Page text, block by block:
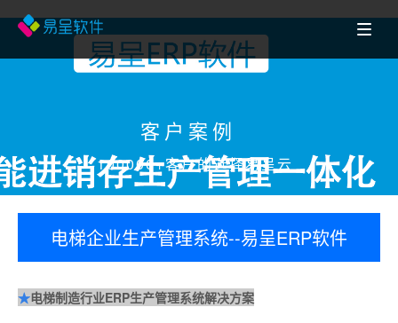
客户案例
100000+客户的选择易呈云
电梯企业生产管理系统--易呈ERP软件
★电梯制造行业ERP生产管理系统解决方案